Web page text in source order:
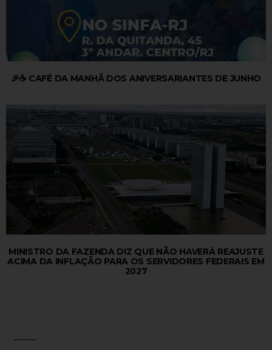
🎉☕ CAFÉ DA MANHÃ DOS ANIVERSARIANTES DE JUNHO
MINISTRO DA FAZENDA DIZ QUE NÃO HAVERÁ REAJUSTE
ACIMA DA INFLAÇÃO PARA OS SERVIDORES FEDERAIS EM
2027